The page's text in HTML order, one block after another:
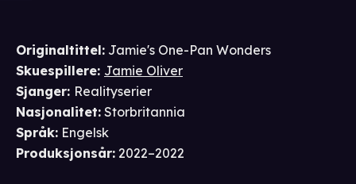
Originaltittel: Jamie's One-Pan Wonders
Skuespillere: Jamie Oliver
Sjanger: Realityserier
Nasjonalitet: Storbritannia
Språk: Engelsk
Produksjonsår: 2022–2022